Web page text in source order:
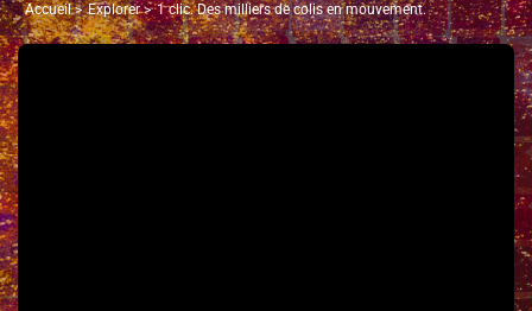
Accueil Explorer 1 clic. Des milliers de colis en mouvement.